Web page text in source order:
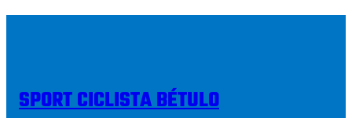
SPORT CICLISTA BÉTULO